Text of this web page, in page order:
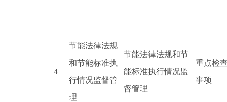
4
节能法律法规
和节能标准执
行情况监督管
理
节能法律法规和节
能标准执行情况监
督管理
重点检
事项